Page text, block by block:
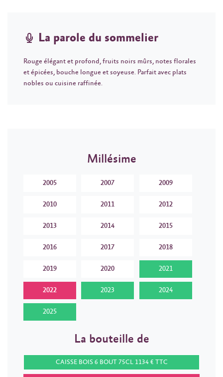
La parole du sommelier
Rouge élégant et profond, fruits noirs mûrs, notes florales
et épicées, bouche longue et soyeuse. Parfait avec plats
nobles ou cuisine raffinée.
Millésime
2005 2007 2009
2010 2011 2012
2013 2014 2015
2016 2017 2018
2019 2020 2021
2022 2023 2024
2025
La bouteille de
CAISSE BOIS 6 BOUT 75CL 1134 € TTC